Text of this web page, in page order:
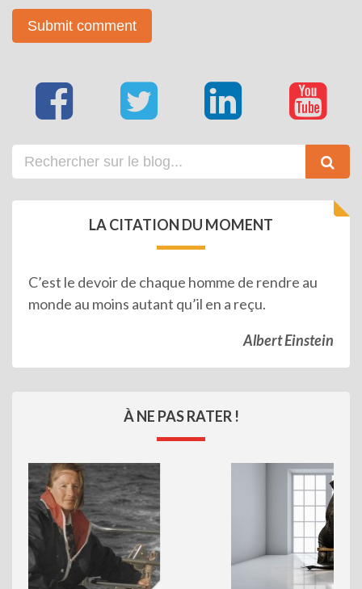
LA CITATION DU MOMENT
C’est le devoir de chaque homme de rendre au
monde au moins autant qu’il en a reçu.
Albert Einstein
À NE PAS RATER !